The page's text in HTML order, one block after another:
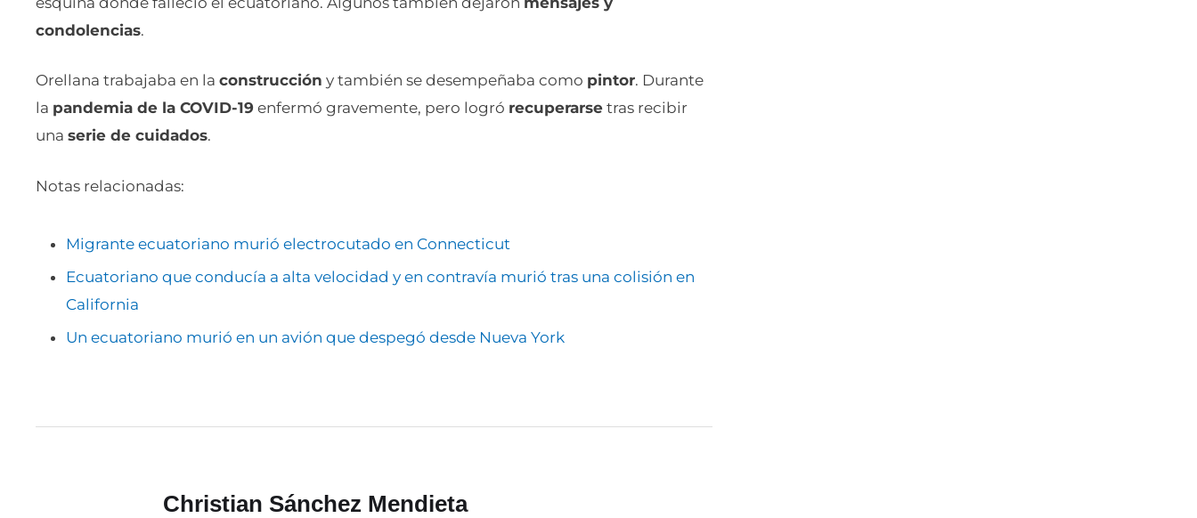
condolencias.
Orellana trabajaba en la construcción y también se desempeñaba como pintor. Durante
la pandemia de la COVID-19 enfermó gravemente, pero logró recuperarse tras recibir
una serie de cuidados.
Notas relacionadas:
Migrante ecuatoriano murió electrocutado en Connecticut
Ecuatoriano que conducía a alta velocidad y en contravía murió tras una colisión en
California
Un ecuatoriano murió en un avión que despegó desde Nueva York
Christian Sánchez Mendieta